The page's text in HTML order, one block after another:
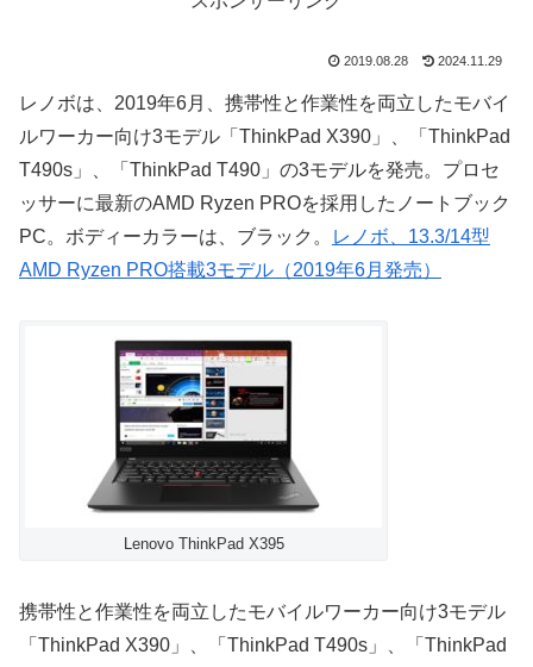
2019.08.28 2024.11.29
レノボは、2019年6月、携帯性と作業性を両立したモバイ
ルワーカー向け3モデル「ThinkPad X390」、「ThinkPad
T490s」、「ThinkPad T490」の3モデルを発売。プロセ
ッサーに最新のAMD Ryzen PROを採用したノートブック
PC。ボディーカラーは、ブラック。
レノボ、13.3/14型
AMD Ryzen PRO搭載3モデル（2019年6月発売）
Lenovo ThinkPad X395
携帯性と作業性を両立したモバイルワーカー向け3モデル
「ThinkPad X390」、「ThinkPad T490s」、「ThinkPad